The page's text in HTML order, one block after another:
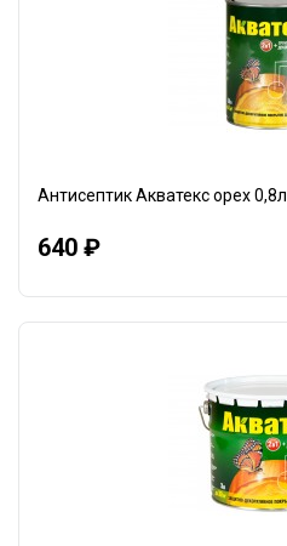
Антисептик Акватекс орех 0,8л
640 ₽